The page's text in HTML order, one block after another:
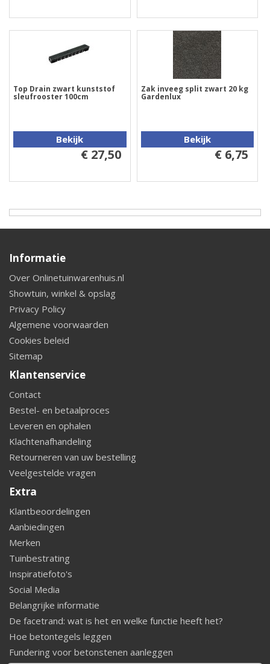
Top Drain zwart kunststof
sleufrooster 100cm
Bekijk
€ 27,50
Zak inveeg split zwart 20 kg
Gardenlux
Bekijk
€ 6,75
Informatie
Over Onlinetuinwarenhuis.nl
Showtuin, winkel & opslag
Privacy Policy
Algemene voorwaarden
Cookies beleid
Sitemap
Klantenservice
Contact
Bestel- en betaalproces
Leveren en ophalen
Klachtenafhandeling
Retourneren van uw bestelling
Veelgestelde vragen
Extra
Klantbeoordelingen
Aanbiedingen
Merken
Tuinbestrating
Inspiratiefoto's
Social Media
Belangrijke informatie
De facetrand: wat is het en welke functie heeft het?
Hoe betontegels leggen
Fundering voor betonstenen aanleggen